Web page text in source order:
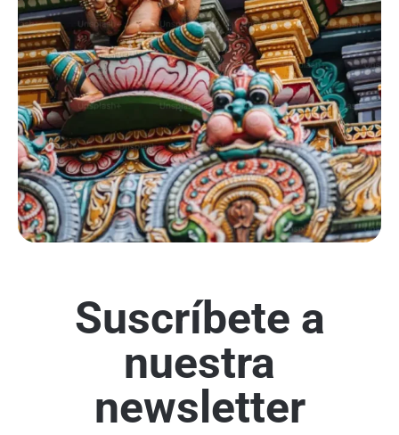
Suscríbete a
nuestra
newsletter